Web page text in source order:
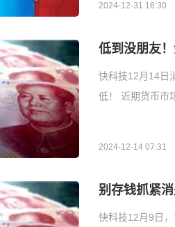
2024-12-31 16:30
低到没朋友
快科技12月14日
低！ 近期货币市
2024-12-14 07:31
别存钱抓紧
快科技12月9日